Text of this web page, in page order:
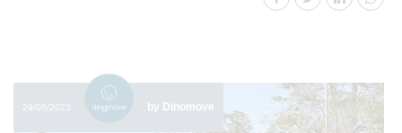
29/06/2023 by Dinomove